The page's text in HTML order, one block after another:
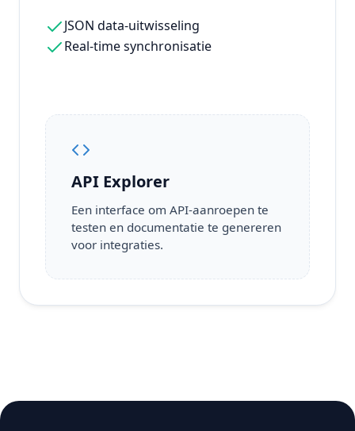
JSON data-uitwisseling
Real-time synchronisatie
API Explorer
Een interface om API-aanroepen te
testen en documentatie te genereren
voor integraties.